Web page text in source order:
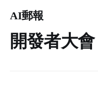
AI郵報
開發者大會